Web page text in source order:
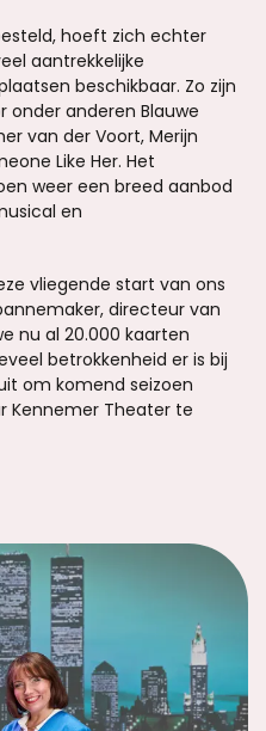
hoeft zich echter
aantrekkelijke
beschikbaar. Zo zijn
onder anderen Blauwe
van der Voort, Merijn
Like Her. Het
weer een breed aanbod
en
vliegende start van ons
directeur van
nu al 20.000 kaarten
betrokkenheid er is bij
om komend seizoen
Kennemer Theater te